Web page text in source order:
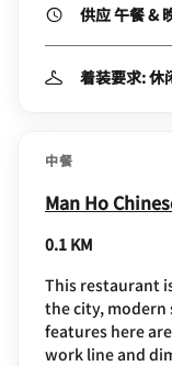
供
着装要求: 休
中餐
Man Ho
0.1 KM
This restaurant
the city, modern
features here
work line and